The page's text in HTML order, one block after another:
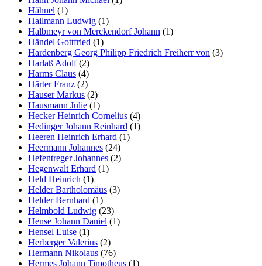
Hähnel (1)
Hailmann Ludwig (1)
Halbmeyr von Merckendorf Johann (1)
Händel Gottfried (1)
Hardenberg Georg Philipp Friedrich Freiherr von (3)
Harlaß Adolf(2)
Harms Claus (4)
Härter Franz (2)
Hauser Markus (2)
Hausmann Julie (1)
Hecker Heinrich Cornelius (4)
Hedinger Johann Reinhard (1)
Heeren Heinrich Erhard (1)
Heermann Johannes (24)
Hefentreger Johannes (2)
Hegenwalt Erhard (1)
Held Heinrich (1)
Helder Bartholomäus (3)
Helder Bernhard (1)
Helmbold Ludwig (23)
Hense Johann Daniel (1)
Hensel Luise (1)
Herberger Valerius (2)
Hermann Nikolaus (76)
Hermes Johann Timotheus (1)